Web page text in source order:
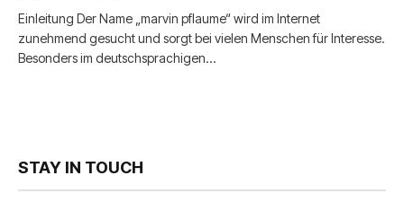
Einleitung Der Name „marvin pflaume“ wird im Internet
zunehmend gesucht und sorgt bei vielen Menschen für Interesse.
Besonders im deutschsprachigen…
STAY IN TOUCH